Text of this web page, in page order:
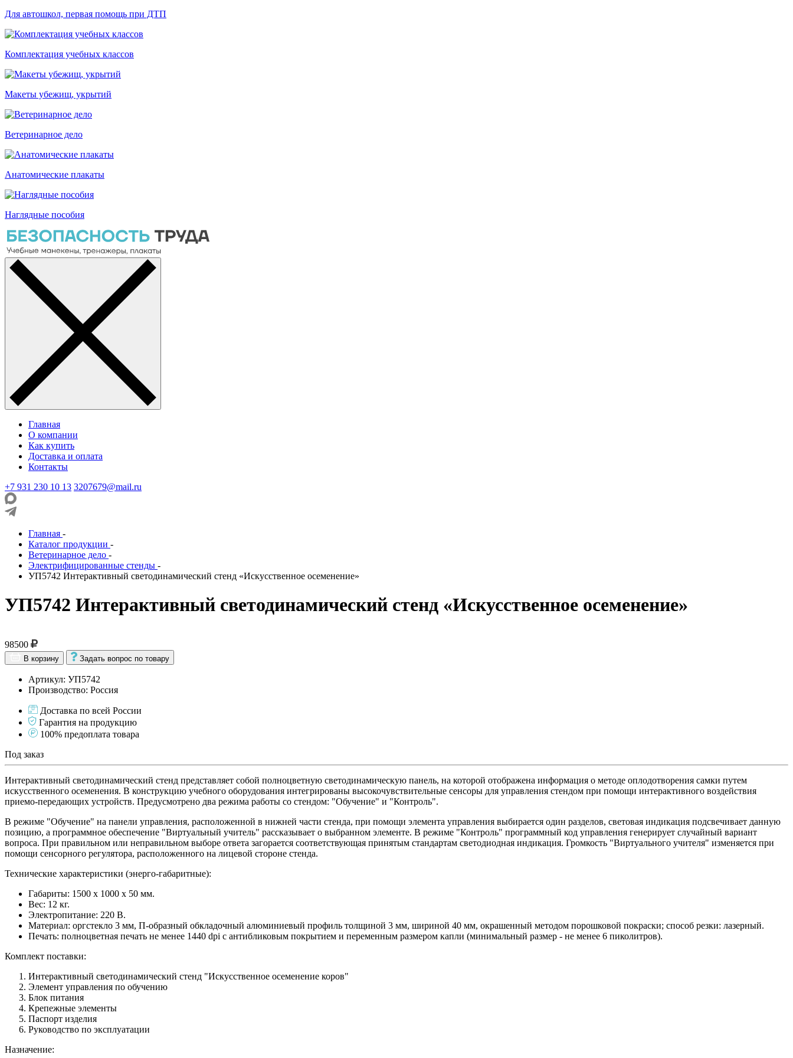
Для автошкол, первая помощь при ДТП
Комплектация учебных классов
Макеты убежищ, укрытий
Ветеринарное дело
Анатомические плакаты
Наглядные пособия
Главная
О компании
Как купить
Доставка и оплата
Контакты
+7 931 230 10 13 3207679@mail.ru
Главная -
Каталог продукции -
Ветеринарное дело -
Электрифицированные стенды -
УП5742 Интерактивный светодинамический стенд «Искусственное осеменение»
УП5742 Интерактивный светодинамический стенд «Искусственное осеменение»
98500
В корзину Задать вопрос по товару
Артикул: УП5742
Производство: Россия
Доставка по всей России
Гарантия на продукцию
100% предоплата товара
Под заказ
Интерактивный светодинамический стенд представляет собой полноцветную светодинамическую панель, на которой отображена информация о методе оплодотворения самки путем
искусственного осеменения. В конструкцию учебного оборудования интегрированы высокочувствительные сенсоры для управления стендом при помощи интерактивного воздействия
приемо-передающих устройств. Предусмотрено два режима работы со стендом: "Обучение" и "Контроль".
В режиме "Обучение" на панели управления, расположенной в нижней части стенда, при помощи элемента управления выбирается один разделов, световая индикация подсвечивает данную
позицию, а программное обеспечение "Виртуальный учитель" рассказывает о выбранном элементе. В режиме "Контроль" программный код управления генерирует случайный вариант
вопроса. При правильном или неправильном выборе ответа загорается соответствующая принятым стандартам светодиодная индикация. Громкость "Виртуального учителя" изменяется при
помощи сенсорного регулятора, расположенного на лицевой стороне стенда.
Технические характеристики (энерго-габаритные):
Габариты: 1500 х 1000 х 50 мм.
Вес: 12 кг.
Электропитание: 220 В.
Материал: оргстекло 3 мм, П-образный обкладочный алюминиевый профиль толщиной 3 мм, шириной 40 мм, окрашенный методом порошковой покраски; способ резки: лазерный.
Печать: полноцветная печать не менее 1440 dpi с антибликовым покрытием и переменным размером капли (минимальный размер - не менее 6 пиколитров).
Комплект поставки:
Интерактивный светодинамический стенд "Искусственное осеменение коров"
Элемент управления по обучению
Блок питания
Крепежные элементы
Паспорт изделия
Руководство по эксплуатации
Назначение: